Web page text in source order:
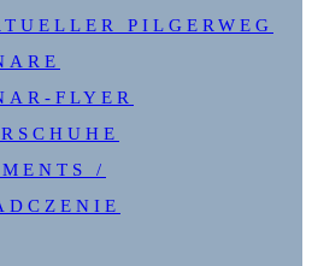
PILGERWEG
FLYER
/